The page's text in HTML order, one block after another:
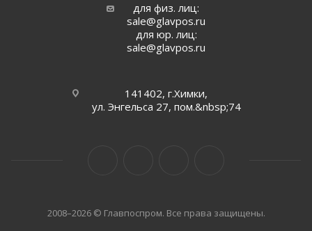
для физ. лиц:
sale@glavpos.ru
для юр. лиц:
sale@glavpos.ru
141402, г.Химки,
ул. Энгельса 27, пом.&nbsp;74
2008–2026 © Главпоспром. Все права защищены.